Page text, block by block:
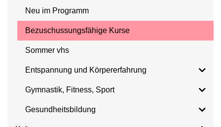
Neu im Programm
Bezuschussungsfähige Kurse
Sommer vhs
Entspannung und Körpererfahrung
Gymnastik, Fitness, Sport
Gesundheitsbildung